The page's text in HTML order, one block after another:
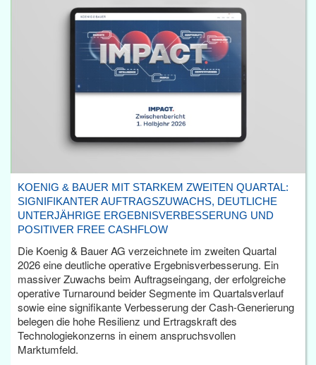
KOENIG & BAUER MIT STARKEM ZWEITEN QUARTAL:
SIGNIFIKANTER AUFTRAGSZUWACHS, DEUTLICHE
UNTERJÄHRIGE ERGEBNISVERBESSERUNG UND
POSITIVER FREE CASHFLOW
Die Koenig & Bauer AG verzeichnete im zweiten Quartal
2026 eine deutliche operative Ergebnisverbesserung. Ein
massiver Zuwachs beim Auftragseingang, der erfolgreiche
operative Turnaround beider Segmente im Quartalsverlauf
sowie eine signifikante Verbesserung der Cash-Generierung
belegen die hohe Resilienz und Ertragskraft des
Technologiekonzerns in einem anspruchsvollen
Marktumfeld.